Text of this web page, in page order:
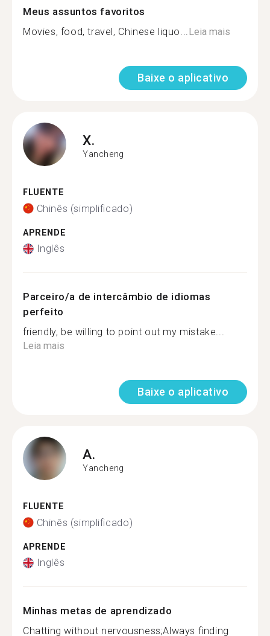
Meus assuntos favoritos
Movies, food, travel, Chinese liquo...Leia mais
Baixe o aplicativo
X.
Yancheng
FLUENTE
Chinês (simplificado)
APRENDE
Inglês
Parceiro/a de intercâmbio de idiomas
perfeito
friendly, be willing to point out my mistake...
Leia mais
Baixe o aplicativo
A.
Yancheng
FLUENTE
Chinês (simplificado)
APRENDE
Inglês
Minhas metas de aprendizado
Chatting without nervousness;Always finding